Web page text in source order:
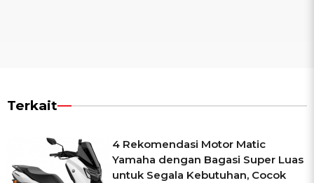
Terkait
4 Rekomendasi Motor Matic
Yamaha dengan Bagasi Super Luas
untuk Segala Kebutuhan, Cocok